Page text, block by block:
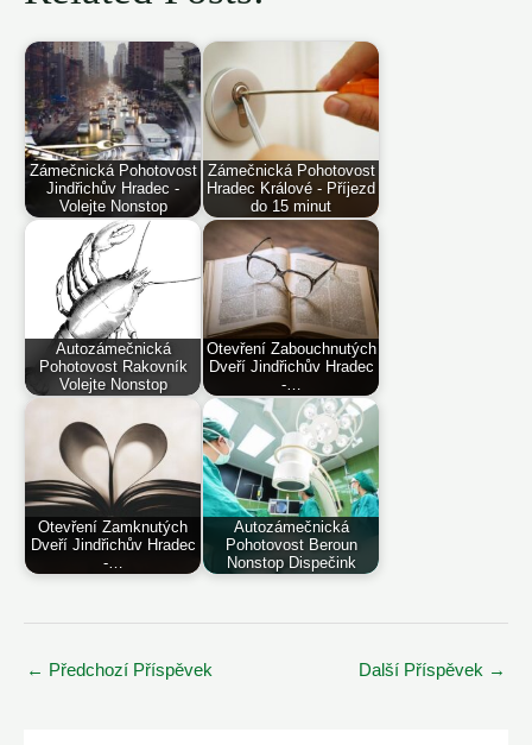
Zámečnická Pohotovost
Jindřichův Hradec -
Volejte Nonstop
Zámečnická Pohotovost
Hradec Králové - Příjezd
do 15 minut
Autozámečnická
Pohotovost Rakovník
Volejte Nonstop
Otevření Zabouchnutých
Dveří Jindřichův Hradec
-…
Otevření Zamknutých
Dveří Jindřichův Hradec
-…
Autozámečnická
Pohotovost Beroun
Nonstop Dispečink
Post
← Předchozí Příspěvek Další Příspěvek →